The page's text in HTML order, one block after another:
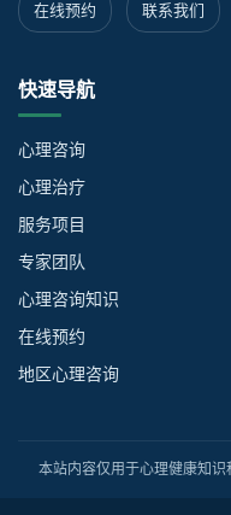
在线预约 联系我们
快速导航
心理咨询
心理治疗
服务项目
专家团队
心理咨询知识
在线预约
地区心理咨询
本站内容仅用于心理健康知识